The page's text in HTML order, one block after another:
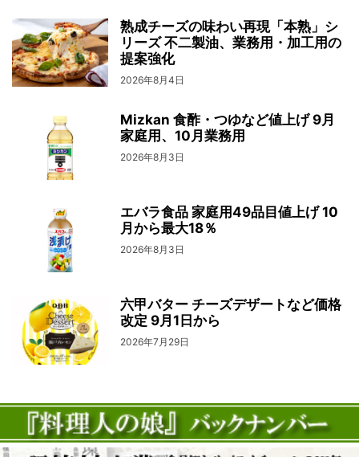
熟成チーズの味わい再現「本熟」シ
リーズ 不二製油、業務用・加工用の
提案強化
2026年8月4日
Mizkan 食酢・つゆなど値上げ 9月
家庭用、10月業務用
2026年8月3日
エバラ食品 家庭用49品目値上げ 10
月から最大18％
2026年8月3日
六甲バター チーズデザートなど価格
改定 9月1日から
2026年7月29日